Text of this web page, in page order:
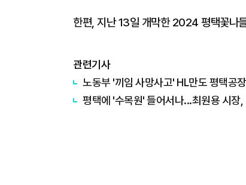
한편, 지난 13일 개막한 2024 평택꽃나
관련기사
노동부 '끼임 사망사고' HL만도 평택공
평택에 '수목원' 들어서나...최원용 시장